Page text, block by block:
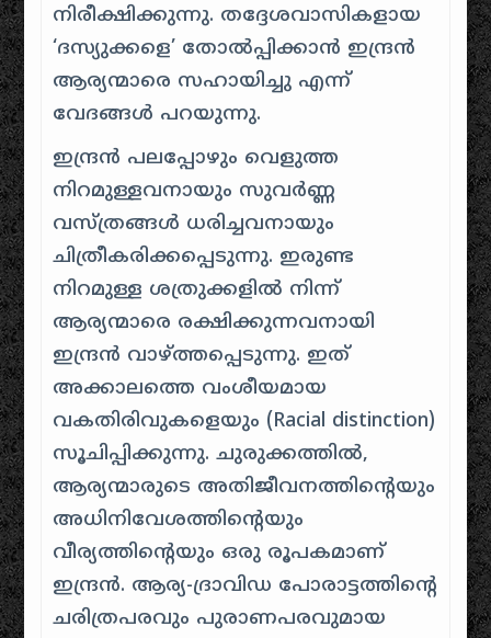
നിരീക്ഷിക്കുന്നു. തദ്ദേശവാസികളായ
‘ദസ്യുക്കളെ’ തോൽപ്പിക്കാൻ ഇന്ദ്രൻ
ആര്യന്മാരെ സഹായിച്ചു എന്ന്
വേദങ്ങൾ പറയുന്നു.
ഇന്ദ്രൻ പലപ്പോഴും വെളുത്ത
നിറമുള്ളവനായും സുവർണ്ണ
വസ്ത്രങ്ങൾ ധരിച്ചവനായും
ചിത്രീകരിക്കപ്പെടുന്നു. ഇരുണ്ട
നിറമുള്ള ശത്രുക്കളിൽ നിന്ന്
ആര്യന്മാരെ രക്ഷിക്കുന്നവനായി
ഇന്ദ്രൻ വാഴ്ത്തപ്പെടുന്നു. ഇത്
അക്കാലത്തെ വംശീയമായ
വകതിരിവുകളെയും (Racial distinction)
സൂചിപ്പിക്കുന്നു. ചുരുക്കത്തിൽ,
ആര്യന്മാരുടെ അതിജീവനത്തിന്റെയും
അധിനിവേശത്തിന്റെയും
വീര്യത്തിന്റെയും ഒരു രൂപകമാണ്
ഇന്ദ്രൻ. ആര്യ-ദ്രാവിഡ പോരാട്ടത്തിന്റെ
ചരിത്രപരവും പുരാണപരവുമായ